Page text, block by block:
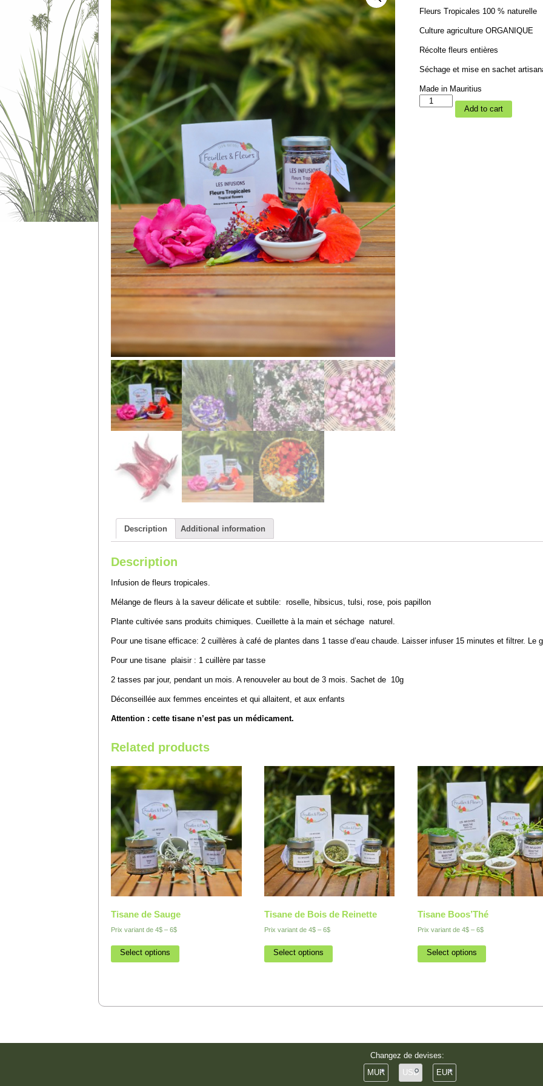
Fleurs Tropicales 100 % naturelle
Culture agriculture ORGANIQUE
Récolte fleurs entières
Séchage et mise en sachet
Made in Mauritius
Tisane
Add to cart
Description Additional information
Description
Infusion de fleurs tropicales.
Mélange de fleurs à la saveur délicate et subtile: roselle, hibsicus, tulsi, rose, pois papillon
Plante cultivée sans produits chimiques. Cueillette à la main et séchage naturel.
Pour une tisane efficace: 2 cuillères à café de plantes dans 1 tasse d’eau chaude. Laisser infuser 15 minutes et filtrer. Le
Pour une tisane plaisir : 1 cuillère par tasse
2 tasses par jour, pendant un mois. A renouveler au bout de 3 mois. Sachet de 10g
Déconseillée aux femmes enceintes et qui allaitent, et aux enfants
Attention : cette tisane n’est pas un médicament.
Related products
Tisane de Sauge
Prix variant de 4$ – 6$
Select options
Tisane de Bois de Reinette
Prix variant de 4$– 6$
Select options
Tisane Boos’Thé
Prix variant de 4$– 6$
Select options
Changez de devises:
MUR
USD EUR